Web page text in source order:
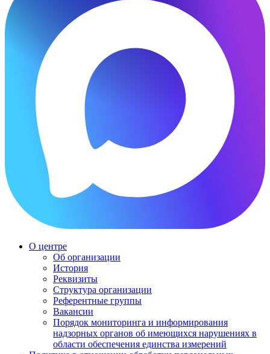
О центре
Об организации
История
Реквизиты
Структура организации
Референтные группы
Вакансии
Порядок мониторинга и информирования
надзорных органов об имеющихся нарушениях в
области обеспечения единства измерений